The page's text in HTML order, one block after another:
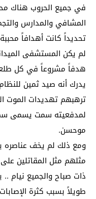
في جميع الحروب هناك
المشافي والمدارس
تحديداً كانت أهدافاً
لم يكن المستشفى
هدفاً مشروعاً في كل
يدرك أنه صيد ثمين
ترهبهم تهديدات الموت
لمدفعيته سمت يسمى
موحسن.
ومع ذلك لم يخف عناصره
مثلهم مثل المقاتلين
ذات صباح والجميع نيام
طويلاً بسبب كثرة